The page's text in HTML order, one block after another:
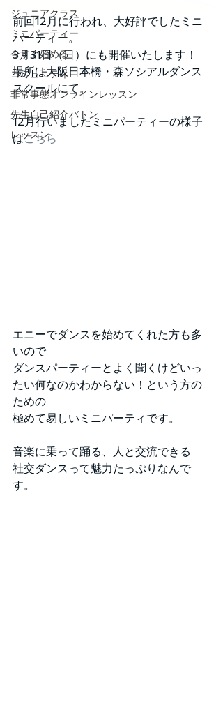
ジュニアクラス
ミニパーティー
今すぐ始める
コミュニティ
非常事態オンラインレッスン
先生自己紹介バトン
レッスン
前回12月に行われ、大好評でしたミニ
パーティー。
3月31日（日）にも開催いたします！
場所は大阪日本橋・森ソシアルダンス
スクールにて。
12月行いましたミニパーティーの様子
はこちら
エニーでダンスを始めてくれた方も多
いので
ダンスパーティーとよく聞くけどいっ
たい何なのかわからない！という方の
ための
極めて易しいミニパーティです。
音楽に乗って踊る、人と交流できる
社交ダンスって魅力たっぷりなんで
す。